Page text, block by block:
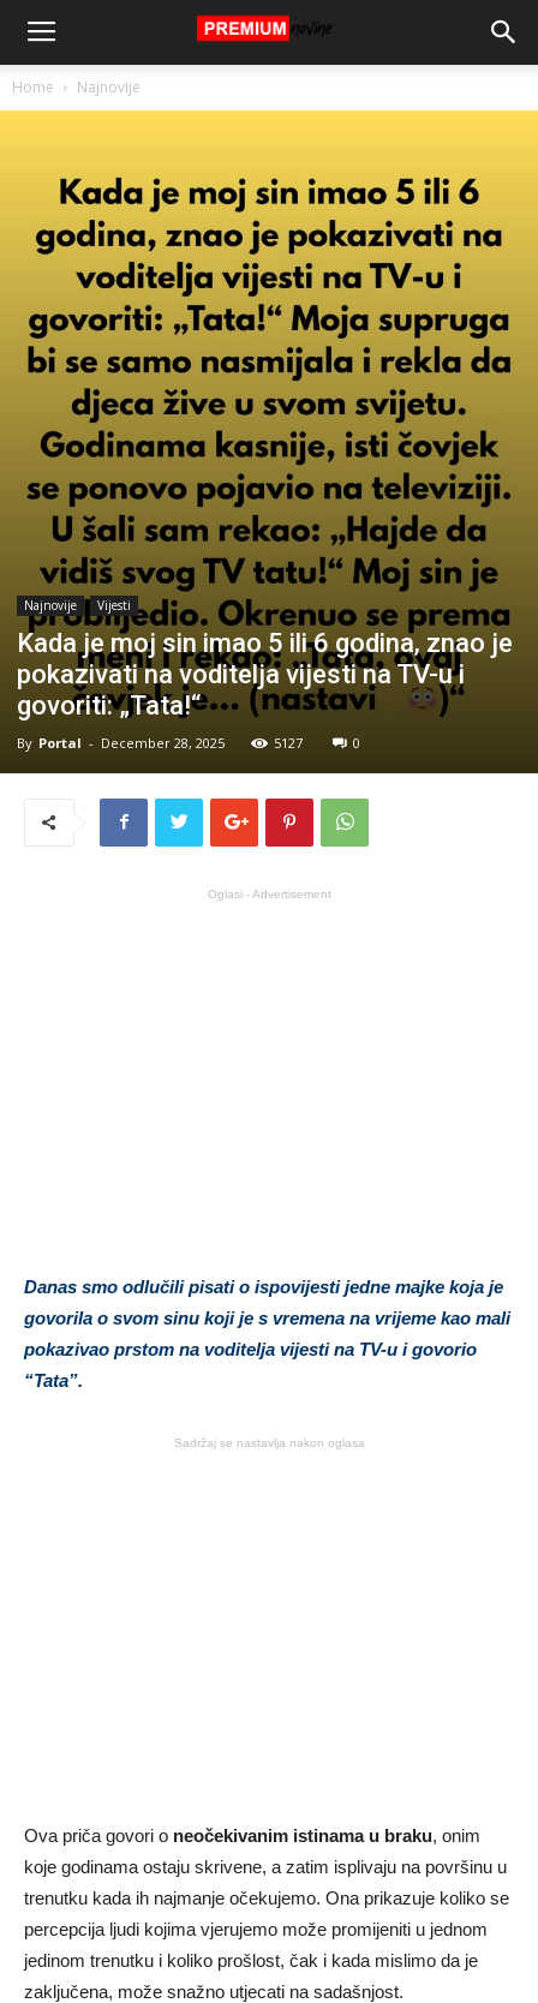
Home Najnovije
Najnovije Vijesti
Kada je moj sin imao 5 ili 6 godina, znao je
pokazivati na voditelja vijesti na TV-u i
govoriti: „Tata!“
By Portal - December 28, 2025 5127 0
Oglasi - Advertisement
Danas smo odlučili pisati o ispovijesti jedne majke koja je
govorila o svom sinu koji je s vremena na vrijeme kao mali
pokazivao prstom na voditelja vijesti na TV-u i govorio
“Tata”.
Sadržaj se nastavlja nakon oglasa
Ova priča govori o neočekivanim istinama u braku, onim
koje godinama ostaju skrivene, a zatim isplivaju na površinu u
trenutku kada ih najmanje očekujemo. Ona prikazuje koliko se
percepcija ljudi kojima vjerujemo može promijeniti u jednom
jedinom trenutku i koliko prošlost, čak i kada mislimo da je
zaključena, može snažno utjecati na sadašnjost.